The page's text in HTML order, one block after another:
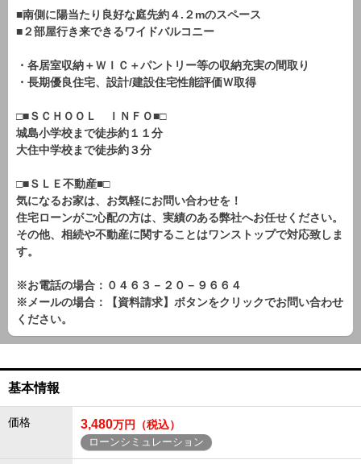
■南側に陽当たり良好な庭先約４.２mのスペース
■２部屋行き来できるワイドバルコニー
・各居室収納＋ＷＩＣ＋パントリー等の収納充実の間取り
・長期優良住宅、設計/建設住宅性能評価Ｗ取得
□■ＳＣＨＯＯＬ ＩＮＦＯ■□
城島小学校まで徒歩約１１分
大住中学校まで徒歩約３分
□■ＳＬＥ不動産■□
気になるお家は、お気軽にお問い合わせを！
住宅ローンがご心配の方は、実績のある弊社へお任せください。
その他、相続や不動産に関することはワンストップで対応致しま
す。
※お電話の場合：０４６３－２０－９６６４
※メールの場合：【資料請求】ボタンをクリックでお問い合わせ
ください。
基本情報
価格 3,480万円（税込）
ローンシミュレーション